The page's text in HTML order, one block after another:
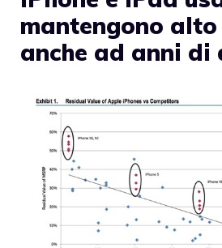
mantengono
anche ad anni di